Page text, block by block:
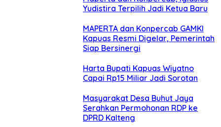
Yudistira Terpilih Jadi Ketua Baru
MAPERTA dan Konpercab GAMKI
Kapuas Resmi Digelar, Pemerintah
Siap Bersinergi
Harta Bupati Kapuas Wiyatno
Capai Rp15 Miliar Jadi Sorotan
Masyarakat Desa Buhut Jaya
Serahkan Permohonan RDP ke
DPRD Kalteng